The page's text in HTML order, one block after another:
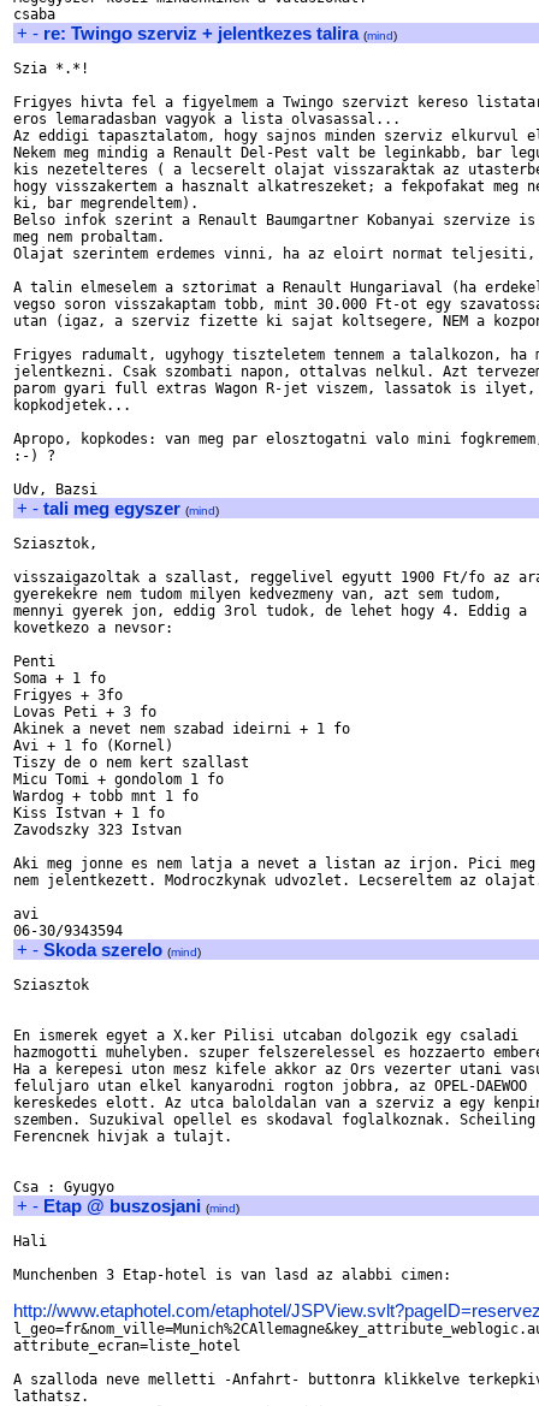
+ - re: Twingo szerviz + jelentkezes talira (mind)
Szia *.*!
Frigyes hivta fel a figyelmem a Twingo szervizt kereso
eros lemaradasban vagyok a lista olvasassal...
Az eddigi tapasztalatom, hogy sajnos minden szerviz elkurvul
Nekem meg mindig a Renault Del-Pest valt be leginkabb, bar
kis nezetelteres ( a lecserelt olajat visszaraktak az
hogy visszakertem a hasznalt alkatreszeket; a fekpofakat meg
ki, bar megrendeltem).
Belso infok szerint a Renault Baumgartner Kobanyai szervize is
meg nem probaltam.
Olajat szerintem erdemes vinni, ha az eloirt normat teljesiti,
A talin elmeselem a sztorimat a Renault Hungariaval (ha
vegso soron visszakaptam tobb, mint 30.000 Ft-ot egy
utan (igaz, a szerviz fizette ki sajat koltsegere, NEM a
Frigyes radumalt, ugyhogy tiszteletem tennem a talalkozon, ha
jelentkezni. Csak szombati napon, ottalvas nelkul. Azt
parom gyari full extras Wagon R-jet viszem, lassatok is ilyet,
kopkodjetek...
Apropo, kopkodes: van meg par elosztogatni valo mini
:-) ?
+ - tali meg egyszer (mind)
Sziasztok,
visszaigazoltak a szallast, reggelivel egyutt 1900 Ft/fo az
gyerekekre nem tudom milyen kedvezmeny van, azt sem tudom,
mennyi gyerek jon, eddig 3rol tudok, de lehet hogy 4. Eddig a
kovetkezo a nevsor:
Penti
Soma + 1 fo
Frigyes + 3fo
Lovas Peti + 3 fo
Akinek a nevet nem szabad ideirni + 1 fo
Avi + 1 fo (Kornel)
Tiszy de o nem kert szallast
Micu Tomi + gondolom 1 fo
Wardog + tobb mnt 1 fo
Kiss Istvan + 1 fo
Zavodszky 323 Istvan
Aki meg jonne es nem latja a nevet a listan az irjon. Pici
nem jelentkezett. Modroczkynak udvozlet. Lecsereltem az
avi
+ - Skoda szerelo (mind)
Sziasztok
En ismerek egyet a X.ker Pilisi utcaban dolgozik egy csaladi
hazmogotti muhelyben. szuper felszerelessel es hozzaerto
Ha a kerepesi uton mesz kifele akkor az Ors vezerter utani
feluljaro utan elkel kanyarodni rogton jobbra, az OPEL-DAEWOO
kereskedes elott. Az utca baloldalan van a szerviz a egy
szemben. Suzukival opellel es skodaval foglalkoznak. Scheiling
Ferencnek hivjak a tulajt.
+ - Etap @ buszosjani (mind)
Hali
Munchenben 3 Etap-hotel is van lasd az alabbi cimen:
http://www.etaphotel.com/etaphotel/
attribute_ecran=liste_hotel
A szalloda neve melletti -Anfahrt- buttonra klikkelve
lathatsz.